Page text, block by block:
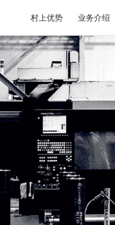
村上优势 业务介绍